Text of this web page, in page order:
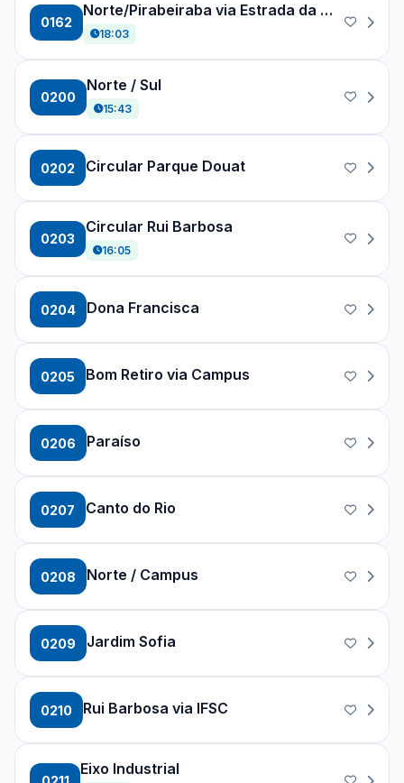
0162
Norte/Pirabeiraba via Estrada da Ilha
18:03
0200
Norte / Sul
15:43
0202 Circular Parque Douat
0203
Circular Rui Barbosa
16:05
0204 Dona Francisca
0205 Bom Retiro via Campus
0206 Paraíso
0207 Canto do Rio
0208 Norte / Campus
0209 Jardim Sofia
0210 Rui Barbosa via IFSC
Eixo Industrial